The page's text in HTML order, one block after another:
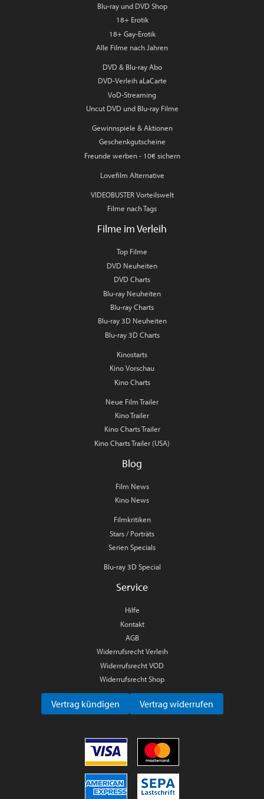
Blu-ray und DVD Shop
18+ Erotik
18+ Gay-Erotik
Alle Filme nach Jahren
DVD & Blu-ray Abo
DVD-Verleih aLaCarte
VoD-Streaming
Uncut DVD und Blu-ray Filme
Gewinnspiele & Aktionen
Geschenkgutscheine
Freunde werben - 10€ sichern
Lovefilm Alternative
VIDEOBUSTER Vorteilswelt
Filme nach Tags
Filme im Verleih
Top Filme
DVD Neuheiten
DVD Charts
Blu-ray Neuheiten
Blu-ray Charts
Blu-ray 3D Neuheiten
Blu-ray 3D Charts
Kinostarts
Kino Vorschau
Kino Charts
Neue Film Trailer
Kino Trailer
Kino Charts Trailer
Kino Charts Trailer (USA)
Blog
Film News
Kino News
Filmkritiken
Stars / Porträts
Serien Specials
Blu-ray 3D Special
Service
Hilfe
Kontakt
AGB
Widerrufsrecht Verleih
Widerrufsrecht VOD
Widerrufsrecht Shop
Vertrag kündigen Vertrag widerrufen